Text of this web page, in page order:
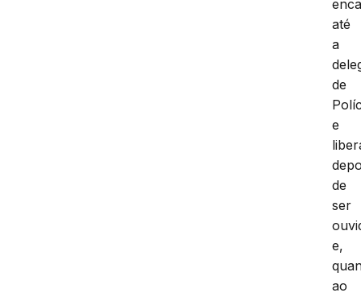
até
a
de
e
de
ser
e,
ao